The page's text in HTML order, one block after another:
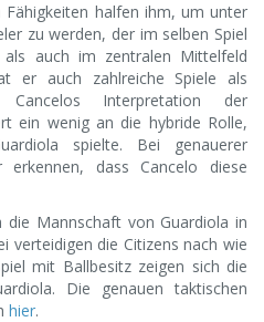
Fähigkeiten halfen ihm, um unter
zu werden, der im selben Spiel
auch im zentralen Mittelfeld
er auch zahlreiche Spiele als
Cancelos Interpretation der
ein wenig an die hybride Rolle,
spielte. Bei genauerer
dass Cancelo diese
die Mannschaft von Guardiola in
verteidigen die Citizens nach wie
mit Ballbesitz zeigen sich die
Die genauen taktischen
hier.